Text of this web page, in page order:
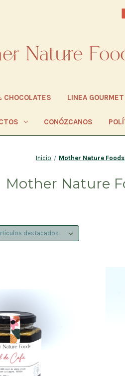
CHOCOLATES LINEA GOURMET
CONÓZCANOS
Inicio Mother Nature Foods
Mother Nature